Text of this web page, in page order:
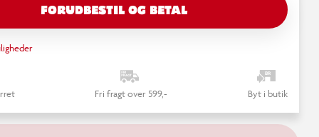
FORUDBESTIL OG BETAL
Fri fragt over 599,- Byt i butik